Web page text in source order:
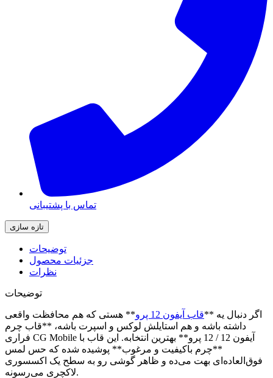
تماس با پشتیبانی
توضیحات
جزئیات محصول
نظرات
توضیحات
اگر دنبال یه **قاب آیفون 12 پرو
** هستی که هم محافظت واقعی
داشته باشه و هم استایلش لوکس و اسپرت باشه، **قاب چرم
فراری CG Mobile آیفون 12 / 12 پرو** بهترین انتخابه. این قاب با
**چرم باکیفیت و مرغوب** پوشیده شده که حس لمس
فوق‌العاده‌ای بهت می‌ده و ظاهر گوشی رو به سطح یک اکسسوری
لاکچری می‌رسونه.